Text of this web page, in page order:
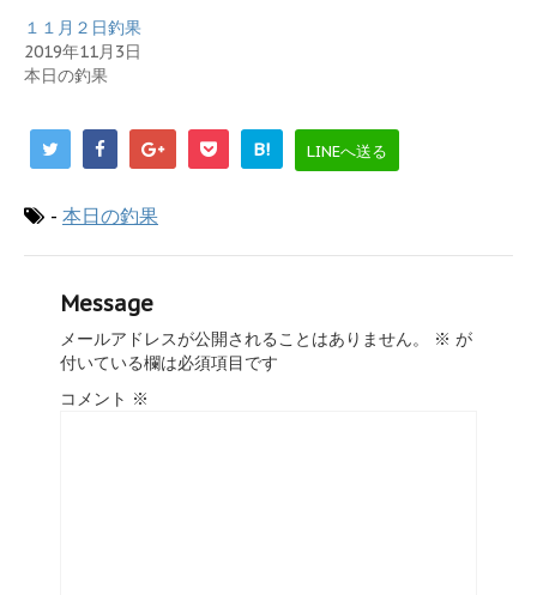
１１月２日釣果
2019年11月3日
本日の釣果
B! LINEへ送る
- 本日の釣果
Message
メールアドレスが公開されることはありません。 ※ が
付いている欄は必須項目です
コメント ※